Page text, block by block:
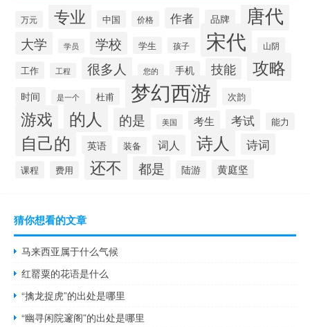
万元 专业 中国 价格 作者 品牌 唐代
大学 学员 学校 学生 孩子 宋代 山阴
工作 工程 很多人 您的 手机 技能 攻略
时间 是一个 杜甫 梦幻西游 次韵
游戏 的人 的是 美国 考生 考试 能力
自己的 英语 装备 词人 诗人 诗词
课程 费用 还不 都是 陆游 黄庭坚
猜你想看的文章
马来西亚属于什么气候
红罂粟的花语是什么
“擒龙捉虎”的出处是哪里
“幽寻闲院邃阁”的出处是哪里